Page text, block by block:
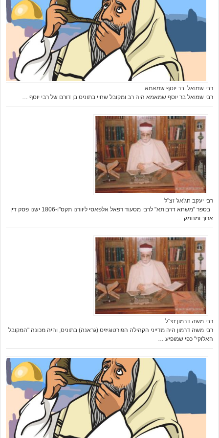
רבי שמואל בר יוסף שמאמא
רבי שמואל בר יוסף שמאמא היה רב ומקובל שחיי בתוניס בן דורם של רבי יוסף …
רבי יעקב חג'אג' זצ"ל
בספר "משחא דרבותא" לרבי מסעוד רפאל אלפאסי ליוורנו תקס"ו-1806 ישנו פסק דין
ארוך ומנומק …
רבי משה דרמון זצ"ל
רבי משה דרמון היה מדייני הקהילה הפורטוגיזיס (גראנה) בתוניס, והיה מכונה "המקובל
האלוקי" כפי שמופיע …